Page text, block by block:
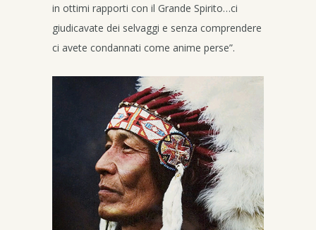
in ottimi rapporti con il Grande Spirito…ci
giudicavate dei selvaggi e senza comprendere
ci avete condannati come anime perse”.